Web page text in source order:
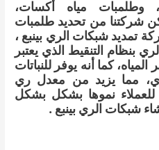
وطلمبات مياه أكسات،
شركتنا من تحديد طلمبات
تمديد شبكات الري بينبع ،
بنظام التنقيط الذي يعتبر
كما أنه يوفر للنباتات
مما يزيد من معدل ري
للعملاء نموها بشكل بشكل
شبكات الري بينبع .